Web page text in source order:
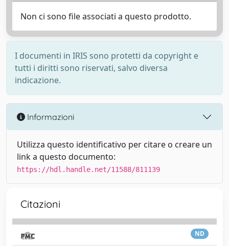
Non ci sono file associati a questo prodotto.
I documenti in IRIS sono protetti da copyright e
tutti i diritti sono riservati, salvo diversa
indicazione.
Informazioni
Utilizza questo identificativo per citare o creare un
link a questo documento:
https://hdl.handle.net/11588/811139
Citazioni
ND